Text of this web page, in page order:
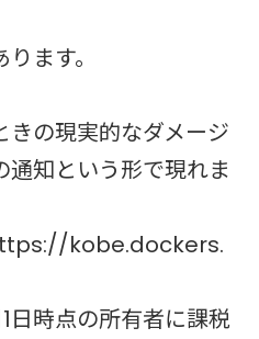
ます。
の現実的なダメージ
通知という形で現れま
kobe.dockers.
日時点の所有者に課税